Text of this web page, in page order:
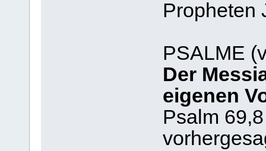
Propheten
PSALME
Der
eigenen
Psalm